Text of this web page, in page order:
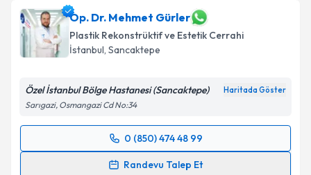
Op. Dr. Mehmet Gürler
Plastik Rekonstrüktif ve Estetik Cerrahi
İstanbul, Sancaktepe
Özel İstanbul Bölge Hastanesi (Sancaktepe) Haritada Göster
Sarıgazi, Osmangazi Cd No:34
0 (850) 474 48 99
Randevu Talep Et
Randevu Takvimi Talebi